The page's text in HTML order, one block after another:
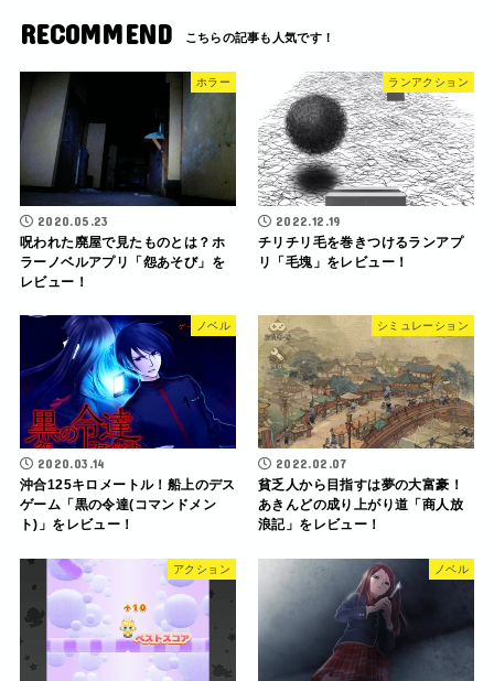
RECOMMEND
ホラー
2020.05.23
呪われた廃屋で見たものとは？ホ
ラーノベルアプリ「怨あそび」を
レビュー！
ランアクション
2022.12.19
チリチリ毛を巻きつけるランアプ
リ「毛塊」をレビュー！
ノベル
2020.03.14
沖合125キロメートル！船上のデス
ゲーム「黒の令達(コマンドメン
ト)」をレビュー！
シミュレーション
2022.02.07
貧乏人から目指すは夢の大富豪！
あきんどの成り上がり道「商人放
浪記」をレビュー！
アクション ノベル